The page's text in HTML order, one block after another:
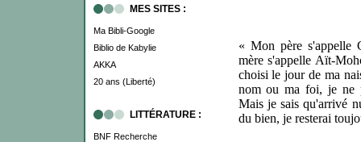
MES SITES :
Ma Bibli-Google
Biblio de Kabylie
AKKA
20 ans (Liberté)
LITTÉRATURE :
BNF Recherche
« Mon père s'appelle
mère s'appelle Aït-
choisi le jour de ma
nom ou ma foi, je ne
Mais je sais qu'arrivé
du bien, je resterai